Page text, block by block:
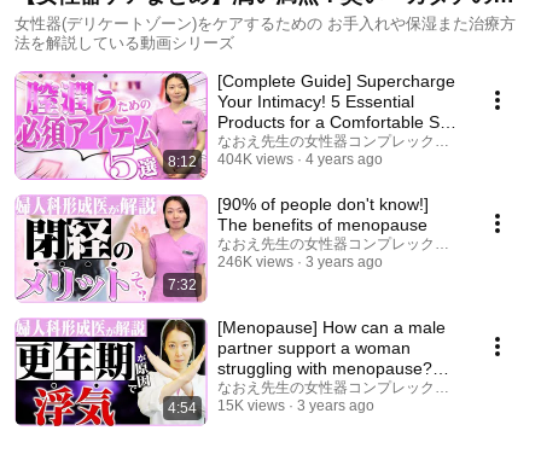
み解消！
女性器(デリケートゾーン)をケアするための お手入れや保湿また治療方
法を解説している動画シリーズ
8:12
[Complete Guide] Supercharge
Your Intimacy! 5 Essential
Products for a Comfortable Sex
Life
なおえ先生の女性器コンプレックス相談室
404K views
4 years ago
7:32
[90% of people don't know!]
The benefits of menopause
なおえ先生の女性器コンプレックス相談室
246K views
3 years ago
4:54
[Menopause] How can a male
partner support a woman
struggling with menopause?
Solutions!
なおえ先生の女性器コンプレックス相談室
15K views
3 years ago